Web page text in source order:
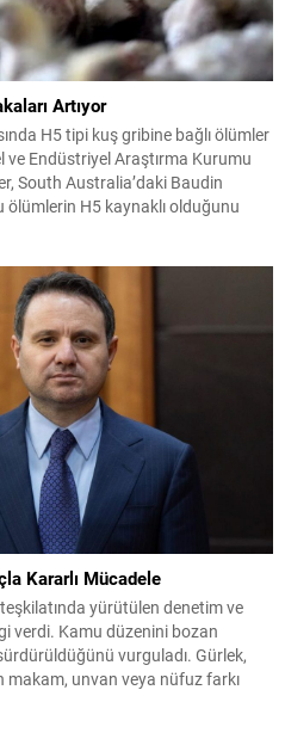
Artıyor
H5 tipi kuş gribine bağlı ölümler
Endüstriyel Araştırma Kurumu
South Australia’daki Baudin
ölümlerin H5 kaynaklı olduğunu
Australia ile sınırlı kalmadı;
Queensland ve Victoria’da da...
Kararlı Mücadele
yürütülen denetim ve
verdi. Kamu düzenini bozan
vurguladı. Gürlek,
unvan veya nüfuz farkı
Disiplin Uygulamaları Hâkim ve...